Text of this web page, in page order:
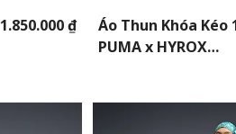
1.850.000 ₫
Áo Thun Khóa Kéo
PUMA x HYROX